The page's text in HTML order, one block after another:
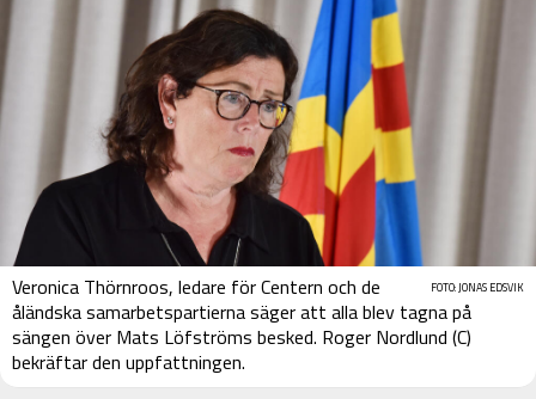
FOTO: JONAS EDSVIK
Veronica Thörnroos, ledare för Centern och de
åländska samarbetspartierna säger att alla blev tagna på
sängen över Mats Löfströms besked. Roger Nordlund (C)
bekräftar den uppfattningen.